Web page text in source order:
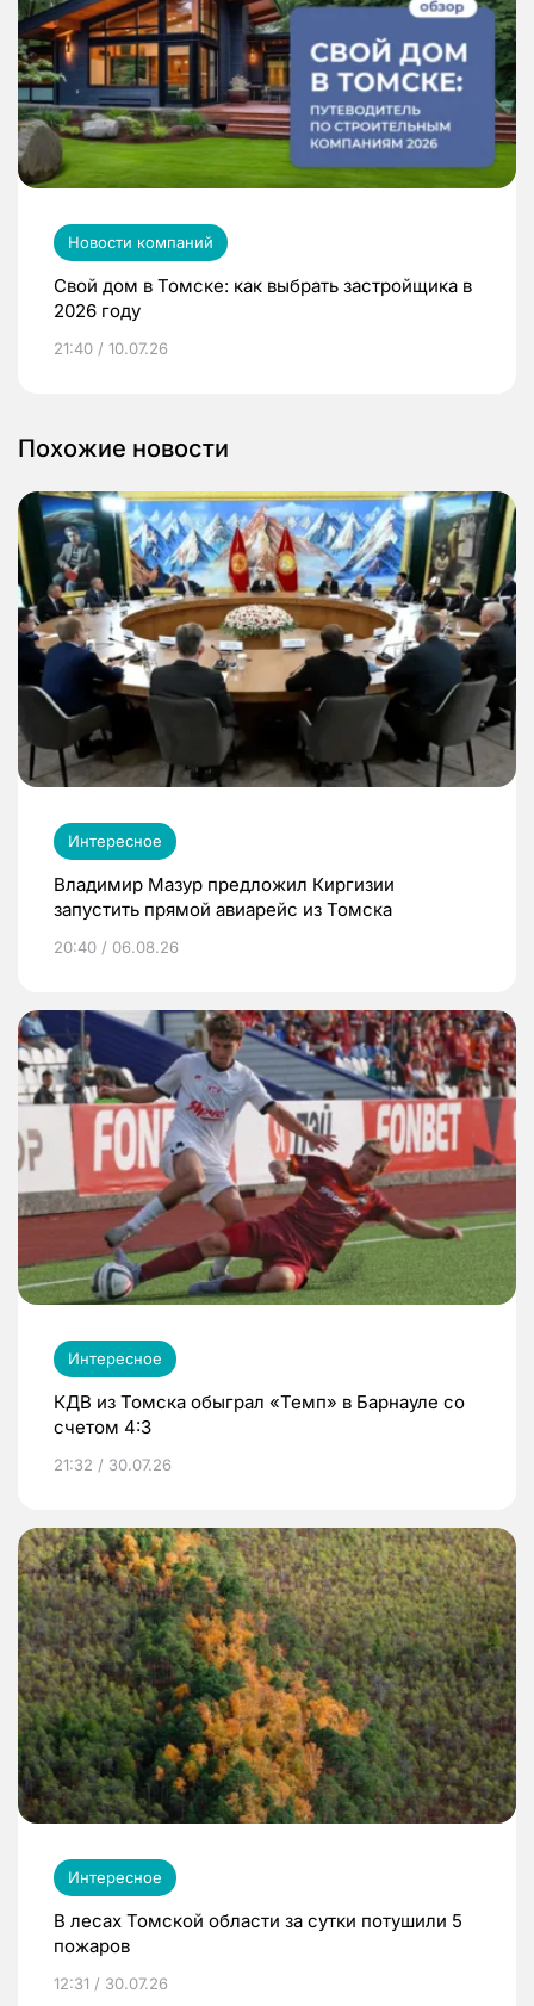
Новости компаний
Свой дом в Томске: как выбрать застройщика в
2026 году
21:40 / 10.07.26
Похожие новости
Интересное
Владимир Мазур предложил Киргизии
запустить прямой авиарейс из Томска
20:40 / 06.08.26
Интересное
КДВ из Томска обыграл «Темп» в Барнауле со
счетом 4:3
21:32 / 30.07.26
Интересное
В лесах Томской области за сутки потушили 5
пожаров
12:31 / 30.07.26